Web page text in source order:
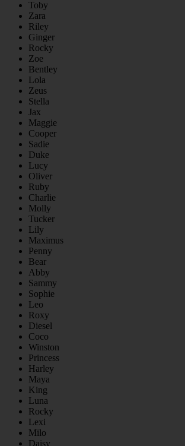
Toby
Zara
Riley
Ginger
Rocky
Zoe
Bentley
Lola
Zeus
Stella
Jax
Maggie
Cooper
Sadie
Duke
Lucy
Oliver
Ruby
Charlie
Molly
Tucker
Lily
Maximus
Penny
Bear
Abby
Sammy
Sophie
Leo
Roxy
Diesel
Coco
Winston
Princess
Harley
Maya
King
Luna
Rocky
Lexi
Milo
Daisy